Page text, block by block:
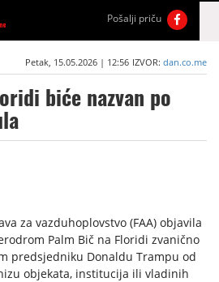
Pošalji priču
Petak, 15.05.2026 | 12:56 IZVOR: dan.co.me
biće nazvan po
za vazduhoplovstvo (FAA) objavila
Palm Bič na Floridi zvanično
predsjedniku Donaldu Trampu od
objekata, institucija ili vladinih